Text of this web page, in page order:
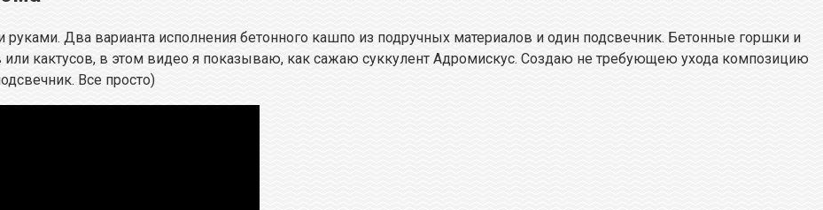
Два варианта исполнения бетонного кашпо из подручных материалов и один подсвечник. Бетонные горшки и
или кактусов, в этом видео я показываю, как сажаю суккулент Адромискус. Создаю не требующею ухода композицию
Все просто)